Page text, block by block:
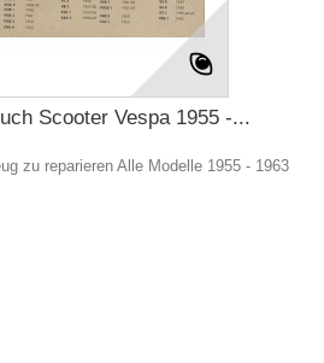
Scooter Vespa 1955 -...
zu reparieren Alle Modelle 1955 - 1963